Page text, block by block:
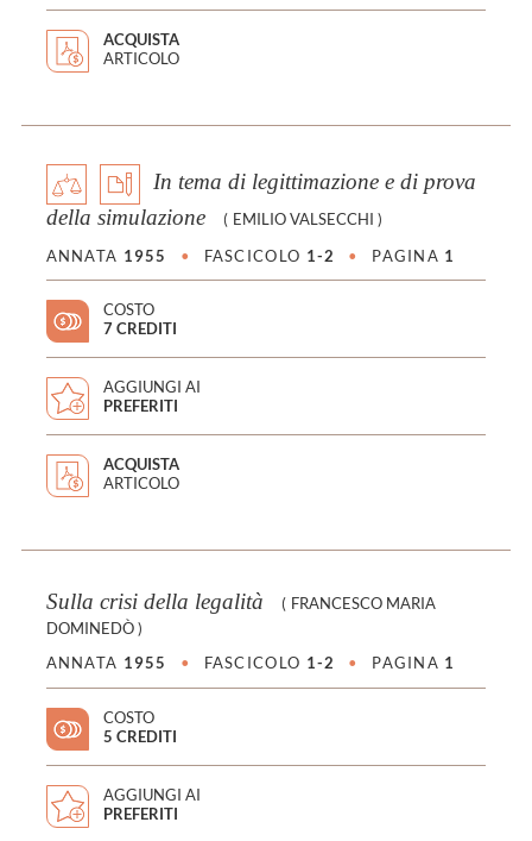
ACQUISTA
ARTICOLO
In tema di legittimazione e di prova
della simulazione
( EMILIO VALSECCHI )
ANNATA 1955 • FASCICOLO 1-2 • PAGINA 1
COSTO
7 CREDITI
AGGIUNGI AI
PREFERITI
ACQUISTA
ARTICOLO
Sulla crisi della legalità ( FRANCESCO MARIA
DOMINEDÒ )
ANNATA 1955 • FASCICOLO 1-2 • PAGINA 1
COSTO
5 CREDITI
AGGIUNGI AI
PREFERITI